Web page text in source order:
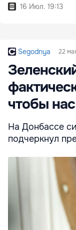
16 Июл. 19:13
Segodnya 22
чтобы
На Донбассе
подчеркнул